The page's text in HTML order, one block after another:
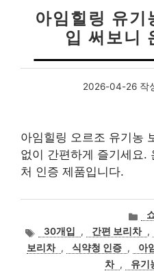
아임힐링 유
입 써보니
2026-04-26 작
아임힐링 오르조 유기농
없이 간편하게 즐기세요.
처 인증 제품입니다.
카
고
리
태
그
30개입 , 간편 보리차 ,
보리차 , 식약청 인증 , 아
차 , 유기